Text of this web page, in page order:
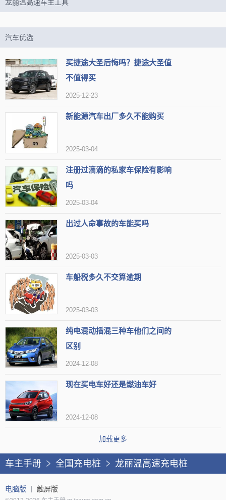
龙丽温高速车主工具
汽车优选
买捷途大圣后悔吗？捷途大圣值
不值得买
2025-12-23
新能源汽车出厂多久不能购买
2025-03-04
注册过滴滴的私家车保险有影响
吗
2025-03-04
出过人命事故的车能买吗
2025-03-03
车船税多久不交算逾期
2025-03-03
纯电混动插混三种车他们之间的
区别
2024-12-08
现在买电车好还是燃油车好
2024-12-08
加载更多
车主手册 全国充电桩 龙丽温高速充电桩
电脑版 触屏版